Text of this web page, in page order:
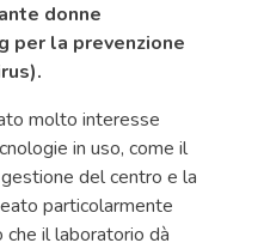
donne
per la prevenzione
molto interesse
in uso, come il
del centro e la
particolarmente
che il laboratorio dà